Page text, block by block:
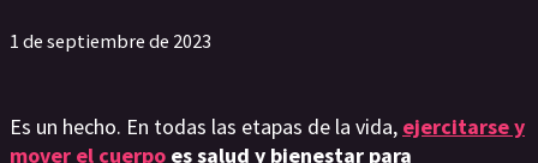
1 de septiembre de 2023
Es un hecho. En todas las etapas de la vida, ejercitarse y
mover el cuerpo es salud y bienestar para